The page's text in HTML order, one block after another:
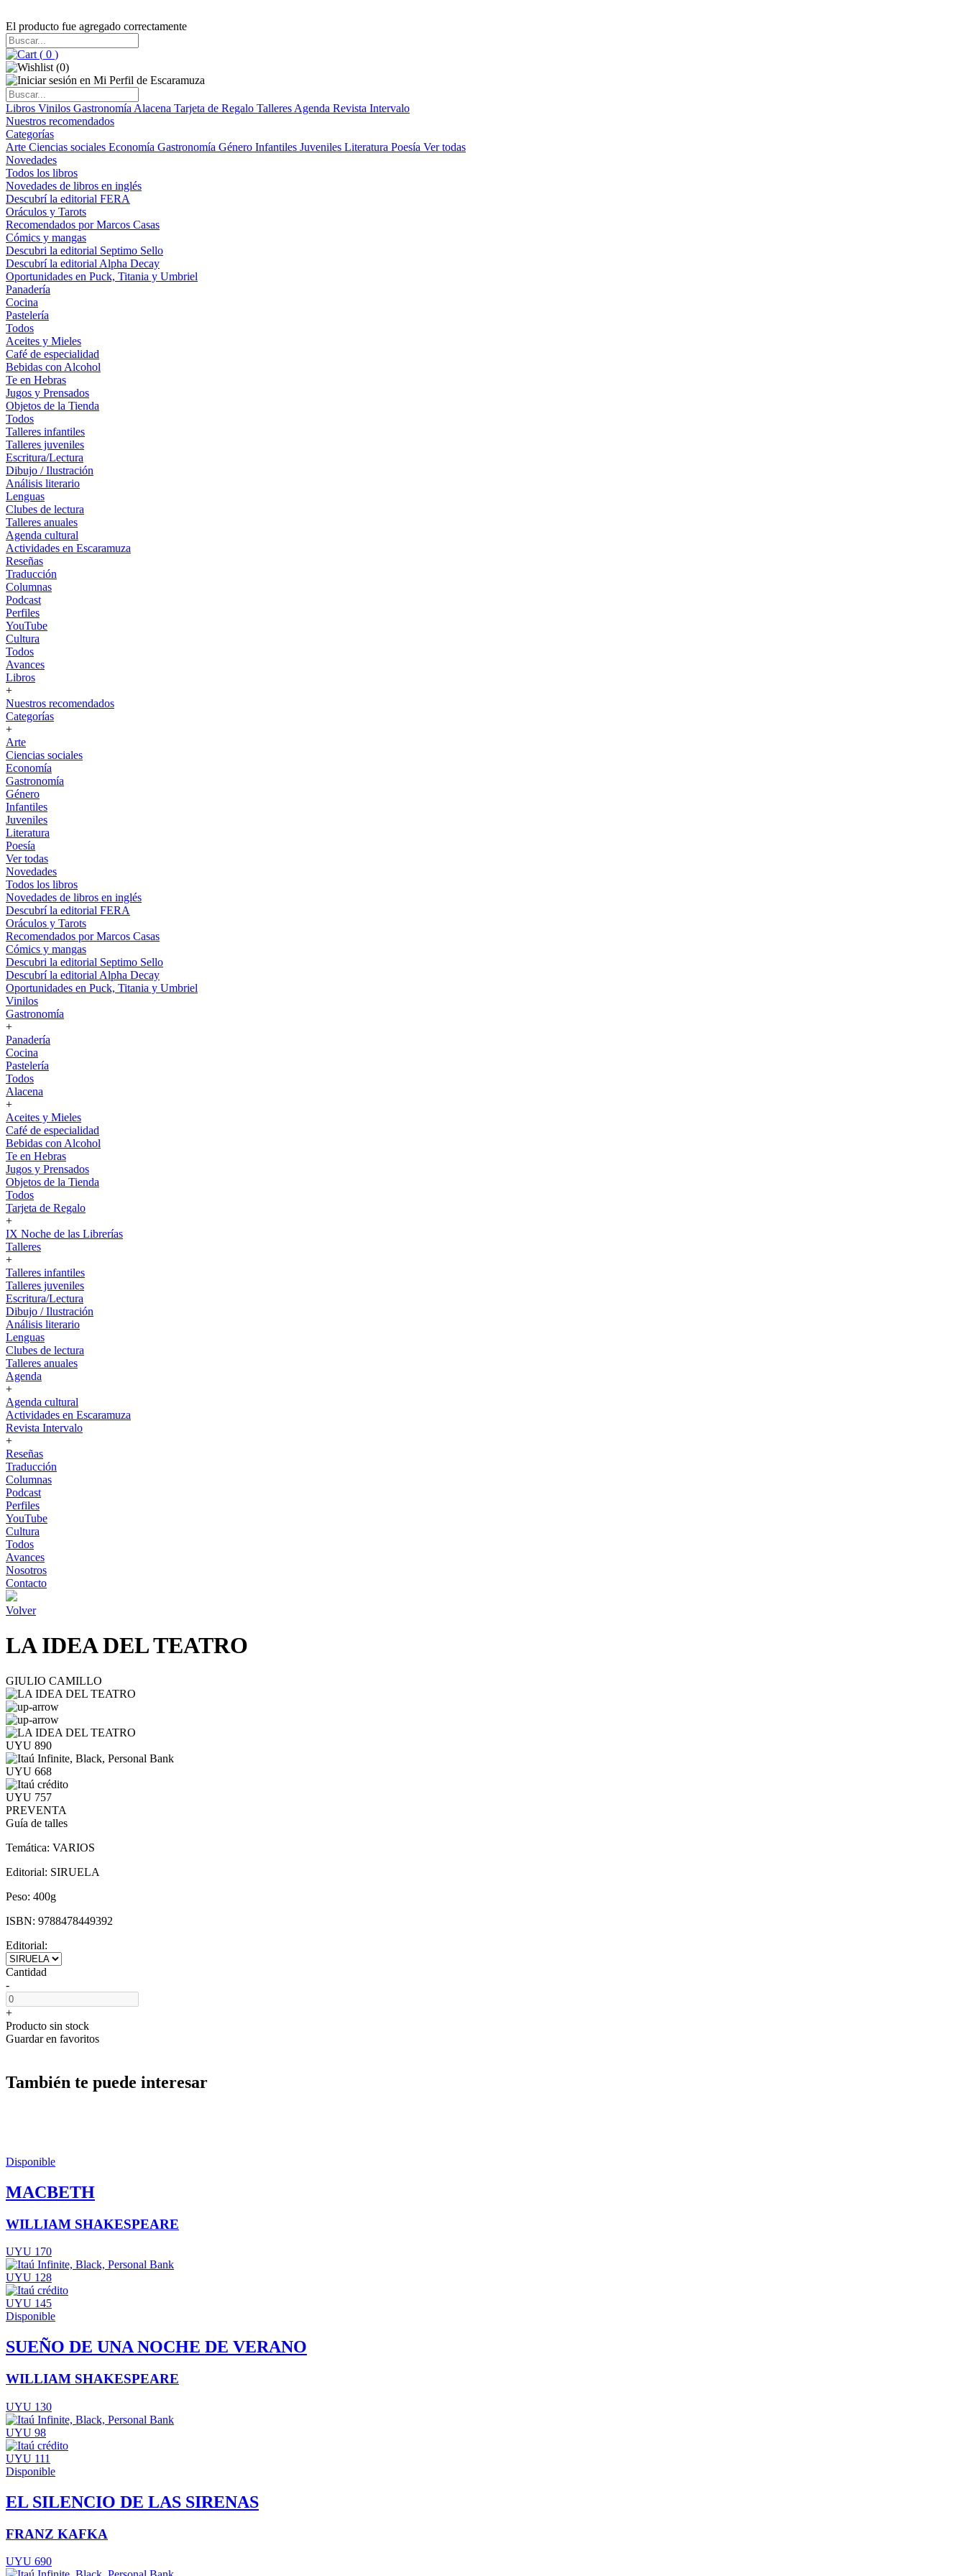
El producto fue agregado correctamente
( 0 )
(0)
Libros Vinilos Gastronomía Alacena Tarjeta de Regalo Talleres Agenda Revista Intervalo
Nuestros recomendados
Categorías
Arte Ciencias sociales Economía Gastronomía Género Infantiles Juveniles Literatura Poesía Ver todas
Novedades
Todos los libros
Novedades de libros en inglés
Descubrí la editorial FERA
Oráculos y Tarots
Recomendados por Marcos Casas
Cómics y mangas
Descubri la editorial Septimo Sello
Descubrí la editorial Alpha Decay
Oportunidades en Puck, Titania y Umbriel
Panadería
Cocina
Pastelería
Todos
Aceites y Mieles
Café de especialidad
Bebidas con Alcohol
Te en Hebras
Jugos y Prensados
Objetos de la Tienda
Todos
Talleres infantiles
Talleres juveniles
Escritura/Lectura
Dibujo / Ilustración
Análisis literario
Lenguas
Clubes de lectura
Talleres anuales
Agenda cultural
Actividades en Escaramuza
Reseñas
Traducción
Columnas
Podcast
Perfiles
YouTube
Cultura
Todos
Avances
Libros
+
Nuestros recomendados
Categorías
+
Arte
Ciencias sociales
Economía
Gastronomía
Género
Infantiles
Juveniles
Literatura
Poesía
Ver todas
Novedades
Todos los libros
Novedades de libros en inglés
Descubrí la editorial FERA
Oráculos y Tarots
Recomendados por Marcos Casas
Cómics y mangas
Descubri la editorial Septimo Sello
Descubrí la editorial Alpha Decay
Oportunidades en Puck, Titania y Umbriel
Vinilos
Gastronomía
+
Panadería
Cocina
Pastelería
Todos
Alacena
+
Aceites y Mieles
Café de especialidad
Bebidas con Alcohol
Te en Hebras
Jugos y Prensados
Objetos de la Tienda
Todos
Tarjeta de Regalo
+
IX Noche de las Librerías
Talleres
+
Talleres infantiles
Talleres juveniles
Escritura/Lectura
Dibujo / Ilustración
Análisis literario
Lenguas
Clubes de lectura
Talleres anuales
Agenda
+
Agenda cultural
Actividades en Escaramuza
Revista Intervalo
+
Reseñas
Traducción
Columnas
Podcast
Perfiles
YouTube
Cultura
Todos
Avances
Nosotros
Contacto
Volver
LA IDEA DEL TEATRO
GIULIO CAMILLO
UYU 890
UYU 668
UYU 757
PREVENTA
Guía de talles
Temática: VARIOS
Editorial: SIRUELA
Peso: 400g
ISBN: 9788478449392
Editorial:
Cantidad
-
+
Producto sin stock
Guardar en favoritos
También te puede interesar
Disponible
MACBETH
WILLIAM SHAKESPEARE
UYU 170
UYU 128
UYU 145
Disponible
SUEÑO DE UNA NOCHE DE VERANO
WILLIAM SHAKESPEARE
UYU 130
UYU 98
UYU 111
Disponible
EL SILENCIO DE LAS SIRENAS
FRANZ KAFKA
UYU 690